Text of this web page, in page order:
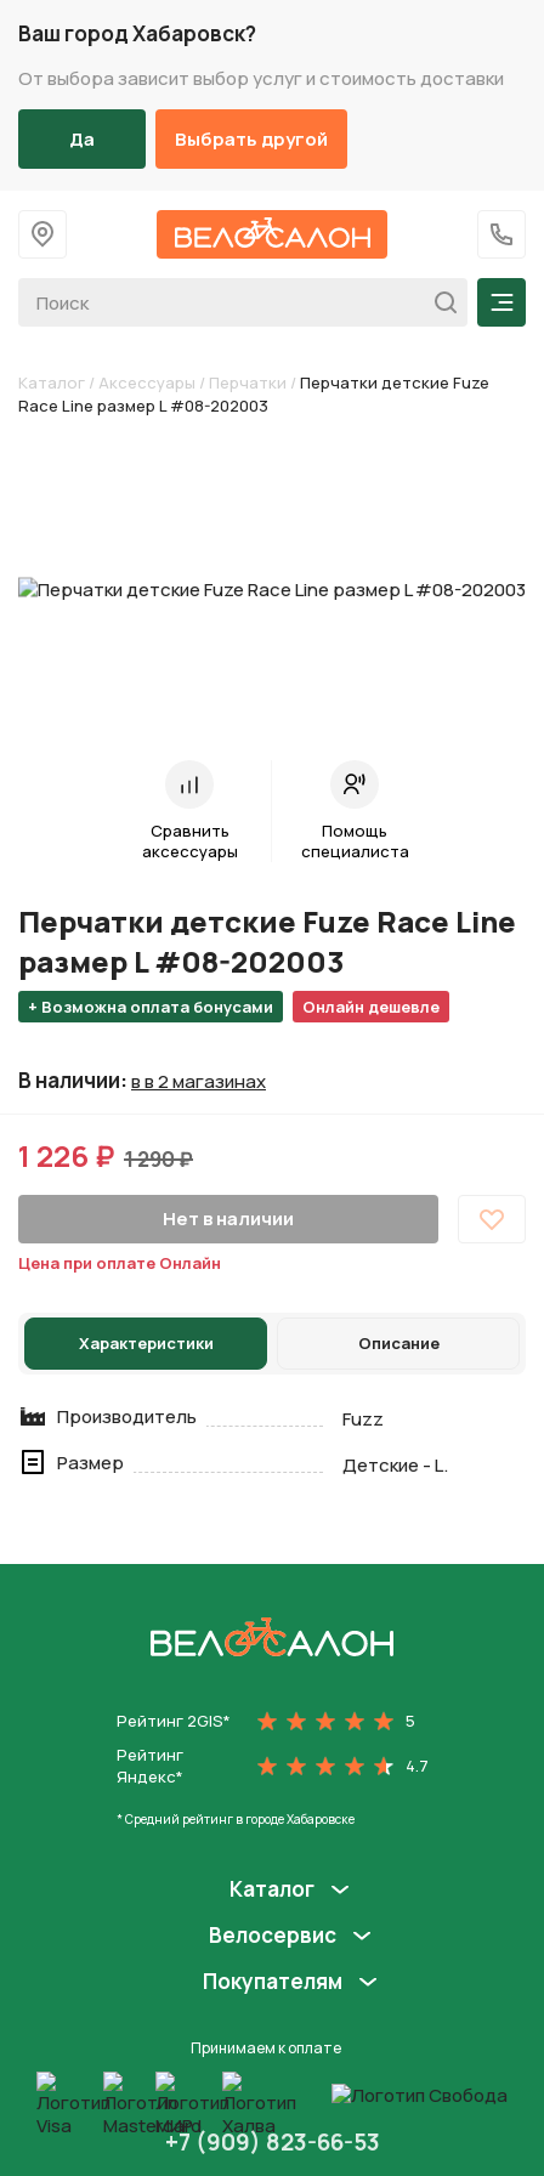
Ваш город Хабаровск?
От выбора зависит выбор услуг и стоимость доставки
Да Выбрать другой
На главную
+7
Каталог / Аксессуары / Перчатки / Перчатки детские Fuze
Race Line размер L #08-202003
Сравнить
аксессуары
Помощь
специалиста
+ Возможна оплата бонусами Онлайн дешевле
Перчатки детские Fuze Race Line
размер L #08-202003
В наличии:в в 2 магазинах
1 226 ₽ 1 290 ₽
Нет в наличии
Цена при оплате Онлайн
Характеристики Описание
Производитель
Fuzz
Размер
Детские - L.
Рейтинг 2GIS*
5
Рейтинг
Яндекс*
4.7
* Средний рейтинг в городе Хабаровске
Каталог
Велосервис
Покупателям
Принимаем к оплате
+7 (909) 823-66-53